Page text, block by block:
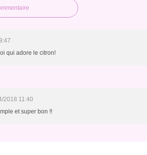
qui adore le citron!
2018 11:40
et super bon !!